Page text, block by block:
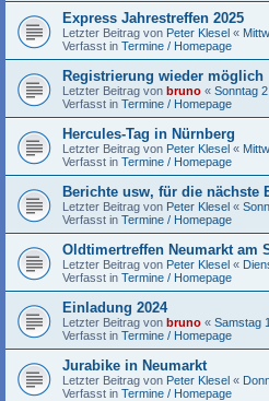
Express Jahrestreffen 2025
Letzter Beitrag von Peter Klesel «
Verfasst in Termine / Homepage
Registrierung wieder möglich
Letzter Beitrag von bruno « Sonntag
Verfasst in Termine / Homepage
Hercules-Tag in Nürnberg
Letzter Beitrag von Peter Klesel «
Verfasst in Termine / Homepage
Berichte usw, für die nächste
Letzter Beitrag von Peter Klesel «
Verfasst in Termine / Homepage
Oldtimertreffen Neumarkt am
Letzter Beitrag von Peter Klesel «
Verfasst in Termine / Homepage
Einladung 2024
Letzter Beitrag von bruno « Samstag
Verfasst in Termine / Homepage
Jurabike in Neumarkt
Letzter Beitrag von Peter Klesel «
Verfasst in Termine / Homepage